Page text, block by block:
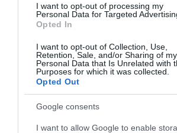
I want to opt-out of processing my
Personal Data for Targeted
Opted In
I want to opt-out of Collection, Use,
Retention, Sale, and/or Sharing of my
Personal Data that Is Unrelated with
Purposes for which it was collected.
Opted Out
Google consents
I want to allow Google to enable